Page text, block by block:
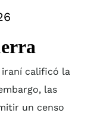
calificó la
las
un censo